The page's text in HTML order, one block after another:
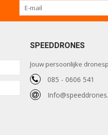
SPEEDDRONES
Jouw persoonlijke
085 - 0606 541